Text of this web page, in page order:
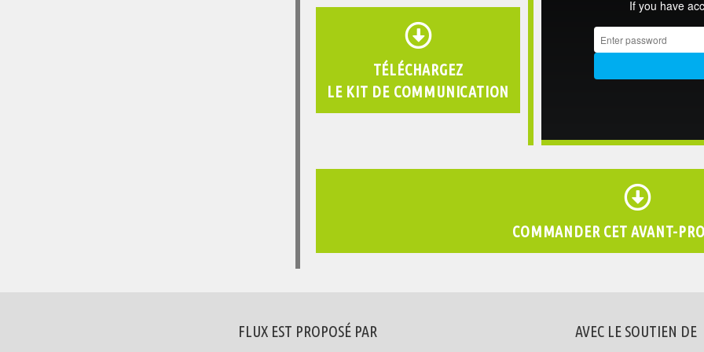
TÉLÉCHARGEZ
LE KIT DE COMMUNICATION
COMMANDER CET AVANT-
FLUX EST PROPOSÉ PAR AVEC LE SOUTIEN DE